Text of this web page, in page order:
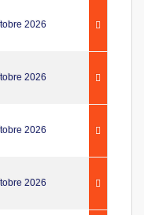
2026
2026
2026
2026